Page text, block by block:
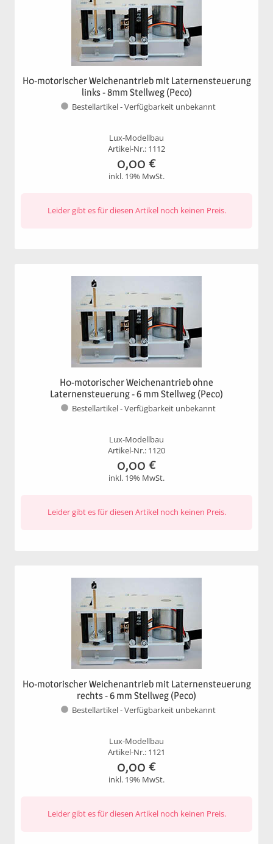
H0-motorischer Weichenantrieb mit Laternensteuerung
links - 8mm Stellweg (Peco)
Bestellartikel - Verfügbarkeit unbekannt
Lux-Modellbau
Artikel-Nr.: 1112
0,00 €
inkl. 19% MwSt.
Leider gibt es für diesen Artikel noch keinen Preis.
H0-motorischer Weichenantrieb ohne
Laternensteuerung - 6 mm Stellweg (Peco)
Bestellartikel - Verfügbarkeit unbekannt
Lux-Modellbau
Artikel-Nr.: 1120
0,00 €
inkl. 19% MwSt.
Leider gibt es für diesen Artikel noch keinen Preis.
H0-motorischer Weichenantrieb mit Laternensteuerung
rechts - 6 mm Stellweg (Peco)
Bestellartikel - Verfügbarkeit unbekannt
Lux-Modellbau
Artikel-Nr.: 1121
0,00 €
inkl. 19% MwSt.
Leider gibt es für diesen Artikel noch keinen Preis.